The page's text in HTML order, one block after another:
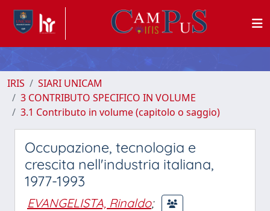
IRIS
SIARI UNICAM
3 CONTRIBUTO SPECIFICO IN VOLUME
3.1 Contributo in volume (capitolo o saggio)
Occupazione, tecnologia e
crescita nell'industria italiana,
1977-1993
EVANGELISTA, Rinaldo;